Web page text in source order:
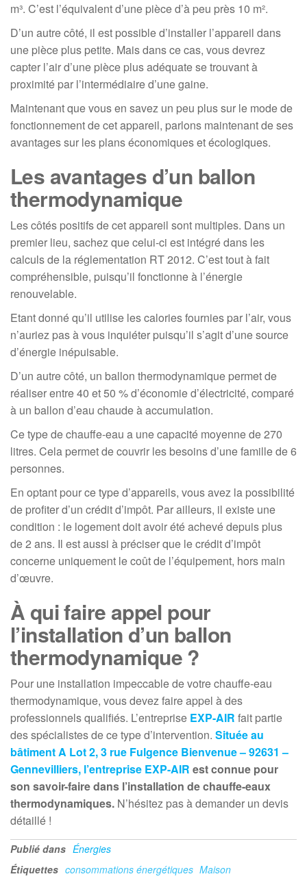
m³. C’est l’équivalent d’une pièce d’à peu près 10 m².
D’un autre côté, il est possible d’installer l’appareil dans
une pièce plus petite. Mais dans ce cas, vous devrez
capter l’air d’une pièce plus adéquate se trouvant à
proximité par l’intermédiaire d’une gaine.
Maintenant que vous en savez un peu plus sur le mode de
fonctionnement de cet appareil, parlons maintenant de ses
avantages sur les plans économiques et écologiques.
Les avantages d’un ballon
thermodynamique
Les côtés positifs de cet appareil sont multiples. Dans un
premier lieu, sachez que celui-ci est intégré dans les
calculs de la réglementation RT 2012. C’est tout à fait
compréhensible, puisqu’il fonctionne à l’énergie
renouvelable.
Etant donné qu’il utilise les calories fournies par l’air, vous
n’auriez pas à vous inquiéter puisqu’il s’agit d’une source
d’énergie inépuisable.
D’un autre côté, un ballon thermodynamique permet de
réaliser entre 40 et 50 % d’économie d’électricité, comparé
à un ballon d’eau chaude à accumulation.
Ce type de chauffe-eau a une capacité moyenne de 270
litres. Cela permet de couvrir les besoins d’une famille de 6
personnes.
En optant pour ce type d’appareils, vous avez la possibilité
de profiter d’un crédit d’impôt. Par ailleurs, il existe une
condition : le logement doit avoir été achevé depuis plus
de 2 ans. Il est aussi à préciser que le crédit d’impôt
concerne uniquement le coût de l’équipement, hors main
d’œuvre.
À qui faire appel pour
l’installation d’un ballon
thermodynamique ?
Pour une installation impeccable de votre chauffe-eau
thermodynamique, vous devez faire appel à des
professionnels qualifiés. L’entreprise EXP-AIR fait partie
des spécialistes de ce type d’intervention. Située au
bâtimentA Lot 2, 3 rue Fulgence Bienvenue – 92631 –
Gennevilliers, l’entreprise EXP-AIR est connue pour
son savoir-faire dans l’installation de chauffe-eaux
thermodynamiques. N’hésitez pas à demander un devis
détaillé !
Publié dans Énergies
Étiquettes consommations énergétiques Maison